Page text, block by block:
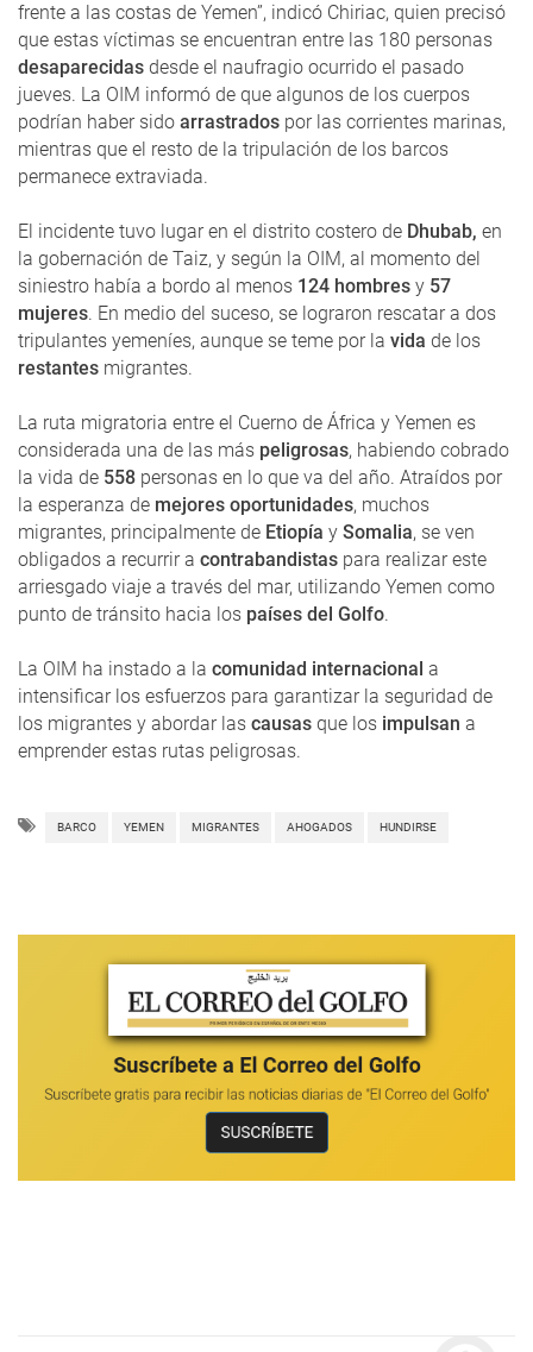
frente a las costas de Yemen”, indicó Chiriac, quien precisó
que estas víctimas se encuentran entre las 180 personas
desaparecidas desde el naufragio ocurrido el pasado
jueves. La OIM informó de que algunos de los cuerpos
podrían haber sido arrastrados por las corrientes marinas,
mientras que el resto de la tripulación de los barcos
permanece extraviada.
El incidente tuvo lugar en el distrito costero de Dhubab, en
la gobernación de Taiz, y según la OIM, al momento del
siniestro había a bordo al menos 124 hombres y 57
mujeres. En medio del suceso, se lograron rescatar a dos
tripulantes yemeníes, aunque se teme por la vida de los
restantes migrantes.
La ruta migratoria entre el Cuerno de África y Yemen es
considerada una de las más peligrosas, habiendo cobrado
la vida de 558 personas en lo que va del año. Atraídos por
la esperanza de mejores oportunidades, muchos
migrantes, principalmente de Etiopía y Somalia, se ven
obligados a recurrir a contrabandistas para realizar este
arriesgado viaje a través del mar, utilizando Yemen como
punto de tránsito hacia los países del Golfo.
La OIM ha instado a la comunidad internacional a
intensificar los esfuerzos para garantizar la seguridad de
los migrantes y abordar las causas que los impulsan a
emprender estas rutas peligrosas.
BARCO YEMEN MIGRANTES AHOGADOS HUNDIRSE